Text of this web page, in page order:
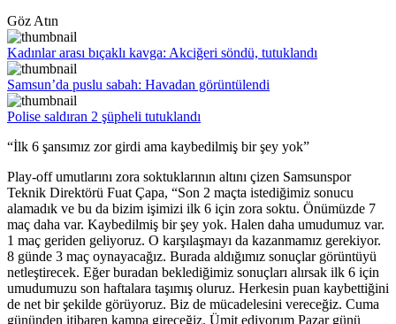
Göz Atın
Kadınlar arası bıçaklı kavga: Akciğeri söndü, tutuklandı
Samsun’da puslu sabah: Havadan görüntülendi
Polise saldıran 2 şüpheli tutuklandı
“İlk 6 şansımız zor girdi ama kaybedilmiş bir şey yok”
Play-off umutlarını zora soktuklarının altını çizen Samsunspor
Teknik Direktörü Fuat Çapa, “Son 2 maçta istediğimiz sonucu
alamadık ve bu da bizim işimizi ilk 6 için zora soktu. Önümüzde 7
maç daha var. Kaybedilmiş bir şey yok. Halen daha umudumuz var.
1 maç geriden geliyoruz. O karşılaşmayı da kazanmamız gerekiyor.
8 günde 3 maç oynayacağız. Burada aldığımız sonuçlar görüntüyü
netleştirecek. Eğer buradan beklediğimiz sonuçları alırsak ilk 6 için
umudumuzu son haftalara taşımış oluruz. Herkesin puan kaybettiğini
de net bir şekilde görüyoruz. Biz de mücadelesini vereceğiz. Cuma
gününden itibaren kampa gireceğiz. Ümit ediyorum Pazar günü